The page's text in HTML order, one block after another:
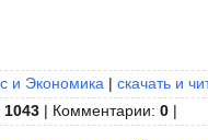
и Экономика | скачать и
1043 | Комментарии: 0 |